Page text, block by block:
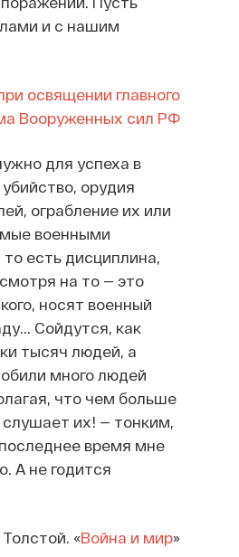
и с нашим
освящении главного
Вооруженных сил РФ
для успеха в
орудия
ограбление их или
военными
есть дисциплина,
на то — это
носят военный
Сойдутся, как
тысяч людей, а
много людей
что чем больше
их! — тонким,
время мне
А не годится
«Война и мир»